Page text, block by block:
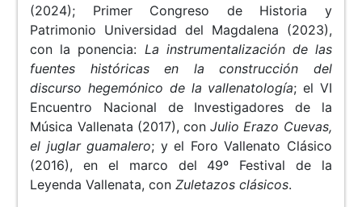
(2024); Primer Congreso de Historia y
Patrimonio Universidad del Magdalena (2023),
con la ponencia: La instrumentalización de las
fuentes históricas en la construcción del
discurso hegemónico de la vallenatología; el VI
Encuentro Nacional de Investigadores de la
Música Vallenata (2017), conJulio Erazo Cuevas,
el juglar guamalero; y el Foro Vallenato Clásico
(2016), en el marco del 49º Festival de la
Leyenda Vallenata, conZuletazos clásicos.